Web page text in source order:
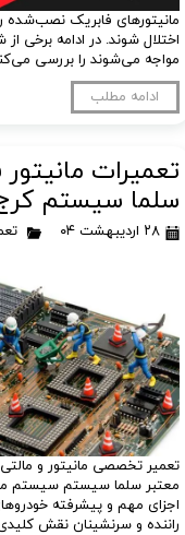
مانیتورهای فابریک نصب‌شده
اختلال شوند. در ادامه برخی
مواجه می‌شوند را بررسی
ادامه مطلب
تعمیرات
سلما سیستم
۲۸ اردیبهشت ۰۴
تعمیر تخصصی مانیتور و
معتبر سلما سیستم سیستم
اجزای مهم و پیشرفته
راننده و سرنشینان نقش